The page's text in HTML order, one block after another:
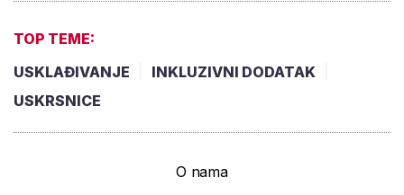
TOP TEME:
USKLAĐIVANJE
INKLUZIVNI DODATAK
USKRSNICE
O nama